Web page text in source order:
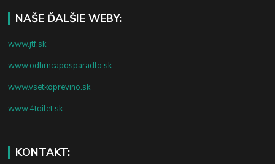
NAŠE ĎALŠIE WEBY:
www.jtf.sk
www.odhrncaposparadlo.sk
www.vsetkoprevino.sk
www.4toilet.sk
KONTAKT: